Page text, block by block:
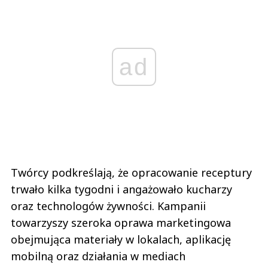
ad
Twórcy podkreślają, że opracowanie receptury
trwało kilka tygodni i angażowało kucharzy
oraz technologów żywności. Kampanii
towarzyszy szeroka oprawa marketingowa
obejmująca materiały w lokalach, aplikację
mobilną oraz działania w mediach